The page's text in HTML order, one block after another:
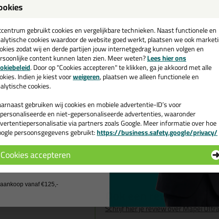
De handleiding op de bus is
mapei, maar als je ze volgt,
kraakproper zonder de
tijdens het reinigen de vloer
Geschreven door Joeri op 25
24u na voegen met epoxy
het voegen al veel water
Deze komen vlot los (met
Een dikkere klonter blijft toch
Al bij al beperkte geurhinder
Nadien veel water om het
Geschreven door R op 1 juli 2023
Ook een review
Schrijf hier je review over Mapei
gebruikt cookies en vergelijkbare technieken. Naast functionele en
cookies waardoor de website goed werkt, plaatsen we ook
zodat wij en derde partijen jouw internetgedrag kunnen volgen en
content kunnen laten zien. Meer weten?Lees hier ons
. Door op "Cookies accepteren" te klikken, ga je akkoord met alle
Indien je kiest voorweigeren, plaatsen we alleen functionele en
cookies.
gebruiken wij cookies en mobiele advertentie-ID’s voor
en niet-gepersonaliseerde advertenties, waaronder
via partners zoals Google. Meer informatie over hoe
persoonsgegevens gebruikt:https://business.safety.google/privacy/
Cookies accepteren
💚
en ontvang een
€35,-bij je eerste bestelling!
de actiecode ›
geen cadeau
vanaf €125,-